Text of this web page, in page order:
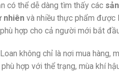
có thể dễ dàng tìm thấy các
nhiên và nhiều thực phẩm
hợp cho cả người mới bắt
không chỉ là nơi mua hàng,
hợp với thể trạng, mùa khí